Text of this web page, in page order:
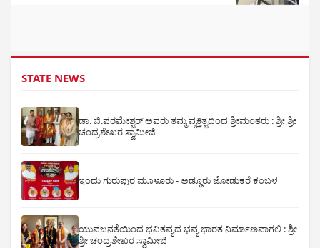
STATE NEWS
ಡಾ. ಜಿ.ಪರಮೇಶ್ವರ್ ಅವರು ತಮ್ಮ ವ್ಯಕ್ತಿತ್ವದಿಂದ ಶ್ರೀಮಂತರು : ಶ್ರೀ ಶ್ರೀ
ಚಂದ್ರಶೇಖರ ಸ್ವಾಮೀಜಿ
ಇಂದು ಗುರುಪುರ ಮೂಳೂರು - ಅಡ್ಡೂರು ಜೋಡುಕರೆ ಕಂಬಳ
ಯುವಜನತೆಯಿಂದ ಭವಿತವ್ಯದ ಭವ್ಯ ಭಾರತ ನಿರ್ಮಾಣವಾಗಲಿ : ಶ್ರೀ
ಶ್ರೀ ಚಂದ್ರಶೇಖರ ಸ್ವಾಮೀಜಿ